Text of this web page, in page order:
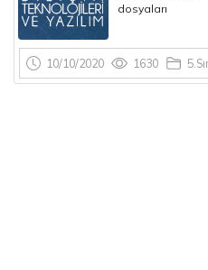
dosyaları
10/10/2020 1630